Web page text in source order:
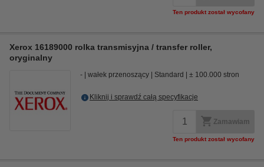
Ten produkt został wycofany
Xerox 16189000 rolka transmisyjna / transfer roller,
oryginalny
- wałek przenoszący Standard ± 100.000 stron
Kliknij i sprawdź całą specyfikacje
Zamawiam
Ten produkt został wycofany